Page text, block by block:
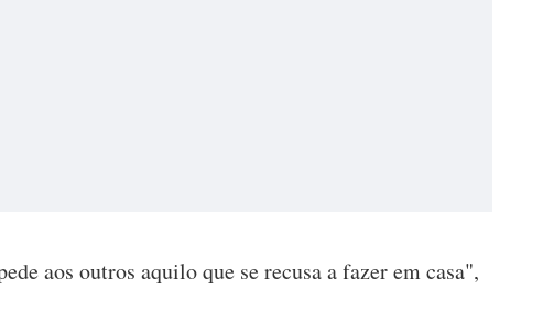
aos outros aquilo que se recusa a fazer em casa",